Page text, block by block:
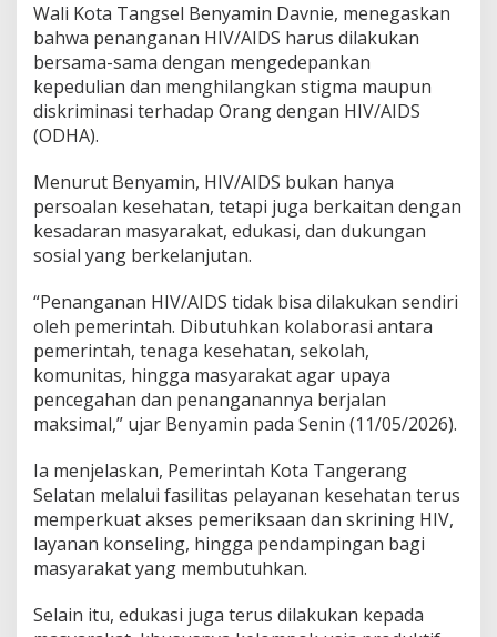
Wali Kota Tangsel Benyamin Davnie, menegaskan
bahwa penanganan HIV/AIDS harus dilakukan
bersama-sama dengan mengedepankan
kepedulian dan menghilangkan stigma maupun
diskriminasi terhadap Orang dengan HIV/AIDS
(ODHA).
Menurut Benyamin, HIV/AIDS bukan hanya
persoalan kesehatan, tetapi juga berkaitan dengan
kesadaran masyarakat, edukasi, dan dukungan
sosial yang berkelanjutan.
“Penanganan HIV/AIDS tidak bisa dilakukan sendiri
oleh pemerintah. Dibutuhkan kolaborasi antara
pemerintah, tenaga kesehatan, sekolah,
komunitas, hingga masyarakat agar upaya
pencegahan dan penanganannya berjalan
maksimal,” ujar Benyamin pada Senin (11/05/2026).
Ia menjelaskan, Pemerintah Kota Tangerang
Selatan melalui fasilitas pelayanan kesehatan terus
memperkuat akses pemeriksaan dan skrining HIV,
layanan konseling, hingga pendampingan bagi
masyarakat yang membutuhkan.
Selain itu, edukasi juga terus dilakukan kepada